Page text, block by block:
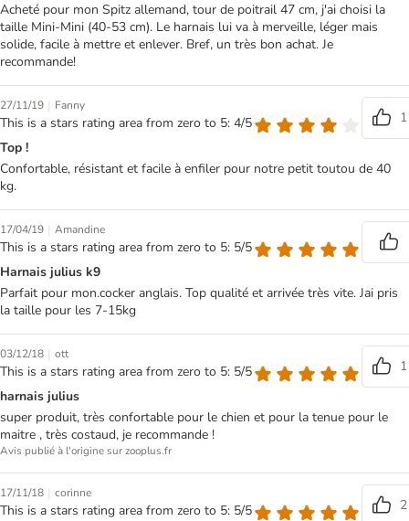
Acheté pour mon Spitz allemand, tour de poitrail 47 cm, j'ai choisi la
taille Mini-Mini (40-53 cm). Le harnais lui va à merveille, léger mais
solide, facile à mettre et enlever. Bref, un très bon achat. Je
recommande!
27/11/19 | Fanny
This is a stars rating area from zero to 5: 4/5
1
Top !
Confortable, résistant et facile à enfiler pour notre petit toutou de 40
kg.
17/04/19 | Amandine
This is a stars rating area from zero to 5: 5/5
Harnais julius k9
Parfait pour mon.cocker anglais. Top qualité et arrivée très vite. Jai pris
la taille pour les 7-15kg
03/12/18 | ott
This is a stars rating area from zero to 5: 5/5
1
harnais julius
super produit, très confortable pour le chien et pour la tenue pour le
maitre , très costaud, je recommande !
Avis publié à l'origine sur zooplus.fr
17/11/18 | corinne
This is a stars rating area from zero to 5: 5/5
2